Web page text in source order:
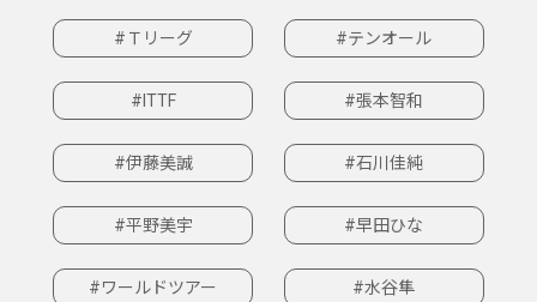
#Ｔリーグ #テンオール
#ITTF #張本智和
#伊藤美誠 #石川佳純
#平野美宇 #早田ひな
#ワールドツアー #水谷隼